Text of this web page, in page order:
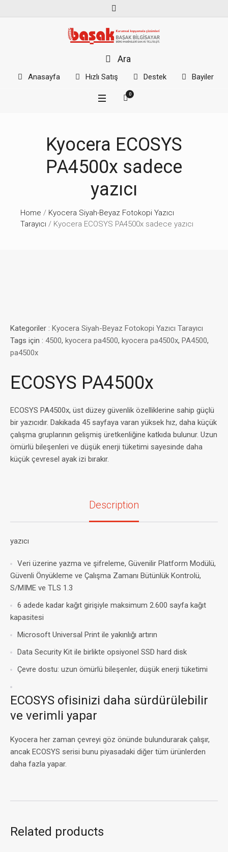
Ara
Anasayfa Hızlı Satış Destek Bayiler
0
Kyocera ECOSYS
PA4500x sadece
yazıcı
Home / Kyocera Siyah-Beyaz Fotokopi Yazıcı
Tarayıcı / Kyocera ECOSYS PA4500x sadece yazıcı
Kategoriler : Kyocera Siyah-Beyaz Fotokopi Yazıcı Tarayıcı
Tags için : 4500, kyocera pa4500, kyocera pa4500x, PA4500,
pa4500x
ECOSYS PA4500x
ECOSYS PA4500x, üst düzey güvenlik özelliklerine sahip güçlü
bir yazıcıdır. Dakikada 45 sayfaya varan yüksek hız, daha küçük
çalışma gruplarının gelişmiş üretkenliğine katkıda bulunur. Uzun
ömürlü bileşenleri ve düşük enerji tüketimi sayesinde daha
küçük çevresel ayak izi bırakır.
Description
yazıcı
Veri üzerine yazma ve şifreleme, Güvenilir Platform Modülü,
Güvenli Önyükleme ve Çalışma Zamanı Bütünlük Kontrolü,
S/MIME ve TLS 1.3
6 adede kadar kağıt girişiyle maksimum 2.600 sayfa kağıt
kapasitesi
Microsoft Universal Print ile yakınlığı artırın
Data Security Kit ile birlikte opsiyonel SSD hard disk
Çevre dostu: uzun ömürlü bileşenler, düşük enerji tüketimi
ECOSYS ofisinizi daha sürdürülebilir
ve verimli yapar
Kyocera her zaman çevreyi göz önünde bulundurarak çalışır,
ancak ECOSYS serisi bunu piyasadaki diğer tüm ürünlerden
daha fazla yapar.
Related products